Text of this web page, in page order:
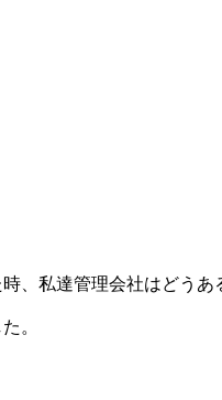
、私達管理会社はどうあ
。